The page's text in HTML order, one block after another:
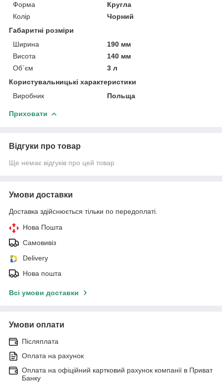
Форма
Кругла
Колір
Чорний
Габаритні розміри
Ширина
190 мм
Висота
140 мм
Об`єм
3 л
Користувальницькі характеристики
Виробник
Польща
Приховати
Відгуки про товар
Ще немає відгуків про цей товар
Умови доставки
Доставка здійснюється тільки по передоплаті.
Нова Пошта
Самовивіз
Delivery
Нова пошта
Всі умови доставки
Умови оплати
Післяплата
Оплата на рахунок
Оплата на офіційний картковий рахунок компанії в Приват
Банку